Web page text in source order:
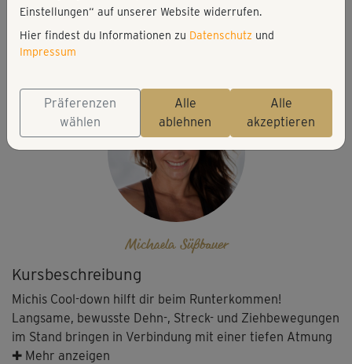
Kursbeschreibung
Michis Cool-down hilft dir beim Runterkommen!
Langsame, bewusste Dehn-, Streck- und Ziehbewegungen
im Stand bringen in Verbindung mit einer tiefen Atmung
deinen Puls nach unten, senken deine
✚ Mehr anzeigen
33 kcal
Michaela Süßbauer
Matte
Michaela Süßbauer
Einstellungen“ auf unserer Website widerrufen.
Hier findest du Informationen zu Datenschutz und
Impressum
Präferenzen
wählen
Alle
ablehnen
Alle
akzeptieren